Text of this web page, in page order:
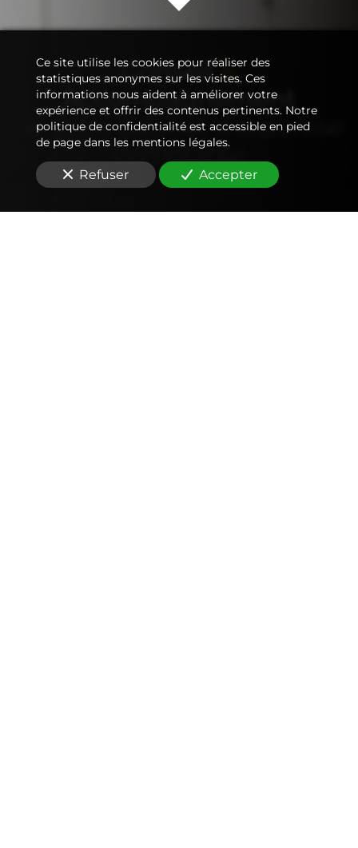
Conseil&
Accompagnement
de votrecabinet d'expertise
comptable
Ce site utilise les cookies pour réaliser des
statistiques anonymes sur les visites. Ces
informations nous aident à améliorer votre
expérience et offrir des contenus pertinents. Notre
politique de confidentialité est accessible en pied
de page dans les mentions légales.
Refuser Accepter